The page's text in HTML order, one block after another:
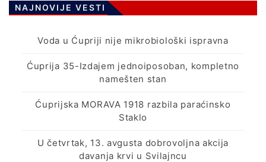
NAJNOVIJE VESTI
Voda u Ćupriji nije mikrobiološki ispravna
Ćuprija 35-Izdajem jednoiposoban, kompletno
namešten stan
Ćuprijska MORAVA 1918 razbila paraćinsko
Staklo
U četvrtak, 13. avgusta dobrovoljna akcija
davanja krvi u Svilajncu